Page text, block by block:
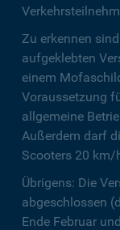
Zu erkennen
aufgeklebten
einem
Voraussetzung
allgemeine
Außerdem darf
Scooters 20 km/
Übrigens: Die
abgeschlossen
Ende Februar